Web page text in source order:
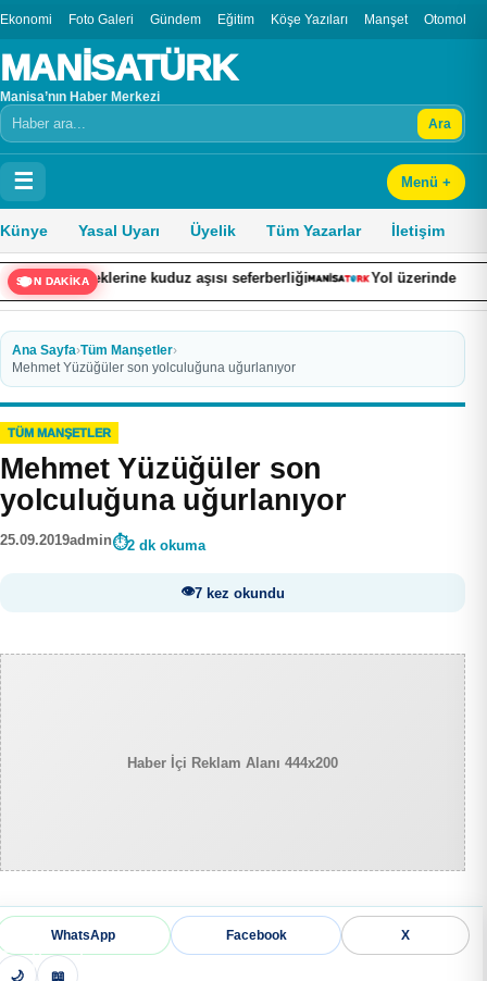
Ekonomi Foto Galeri Gündem Eğitim Köşe Yazıları Manşet Otomobil
MANİSATÜRK
Manisa’nın Haber Merkezi
Arama Ara
☰ Menü +
Künye Yasal Uyarı Üyelik Tüm Yazarlar İletişim
SON DAKİKA
köpeklerine kuduz aşısı seferberliği Yol üzerinde dalından
Ana Sayfa›Tüm Manşetler›
Mehmet Yüzüğüler son yolculuğuna uğurlanıyor
TÜM MANŞETLER
Mehmet Yüzüğüler son
yolculuğuna uğurlanıyor
25.09.2019admin 2 dk okuma
7 kez okundu
Haber İçi Reklam Alanı 444x200
WhatsApp Facebook X
🌙 📖